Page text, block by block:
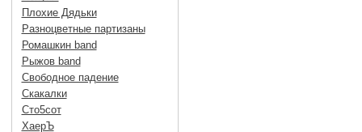
Плохие Дядьки
Разноцветные партизаны
Ромашкин band
Рыжов band
Свободное падение
Скакалки
Сто5сот
ХаерЪ